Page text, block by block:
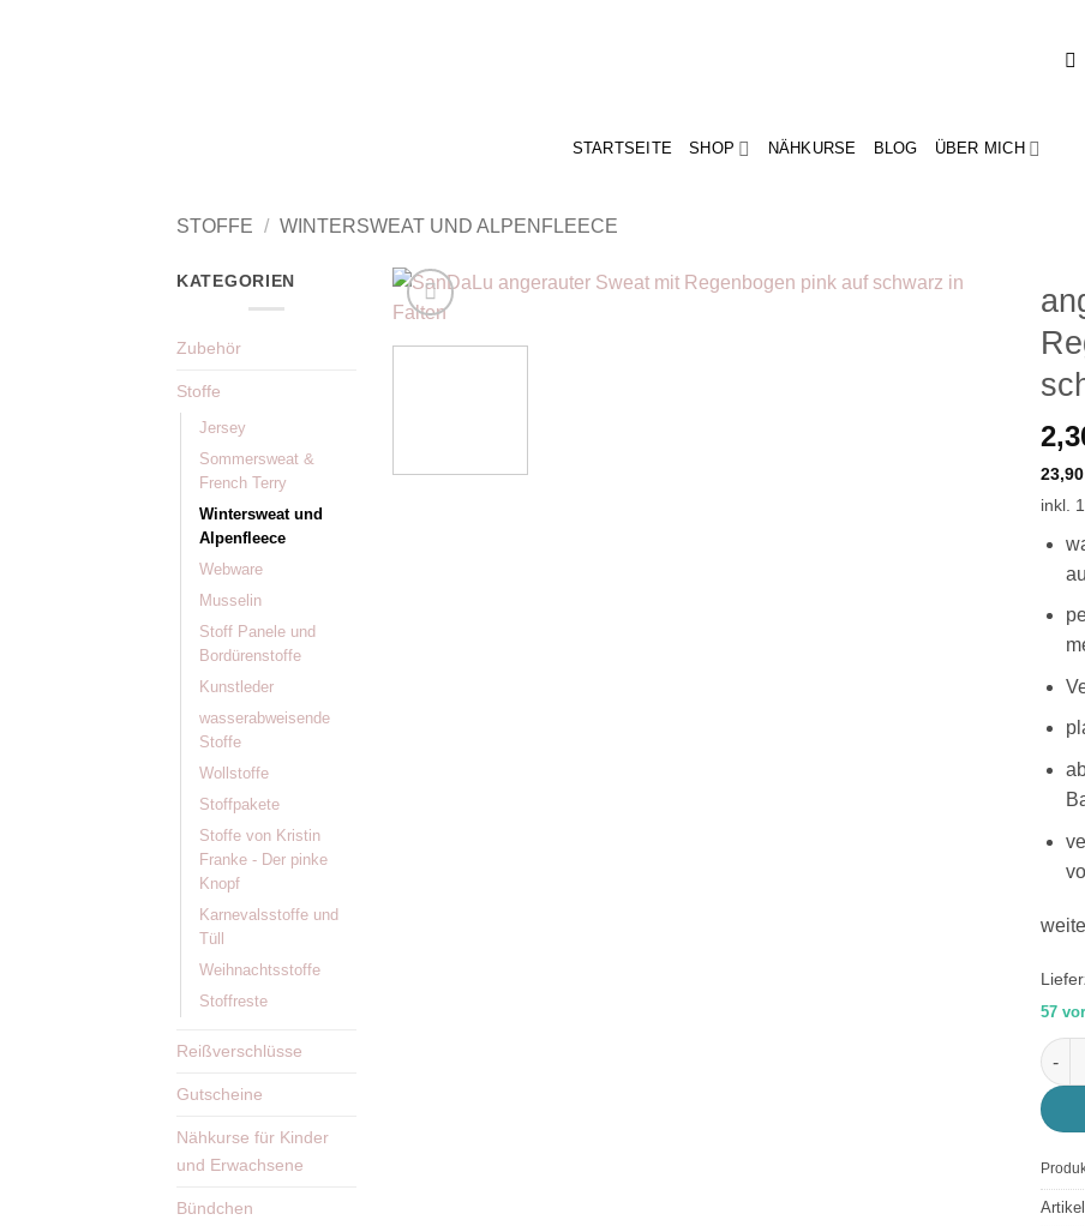
STARTSEITE SHOP NÄHKURSE BLOG ÜBER MICH
STOFFE / WINTERSWEAT UND ALPENFLEECE
KATEGORIEN
Zubehör
Stoffe
Jersey
Sommersweat &
French Terry
Wintersweat und
Alpenfleece
Webware
Musselin
Stoff Panele und
Bordürenstoffe
Kunstleder
wasserabweisende
Stoffe
Wollstoffe
Stoffpakete
Stoffe von Kristin
Franke - Der pinke
Knopf
Karnevalsstoffe und
Tüll
Weihnachtsstoffe
Stoffreste
Reißverschlüsse
Gutscheine
Nähkurse für Kinder
und Erwachsene
Bündchen
23,90
inkl.
57